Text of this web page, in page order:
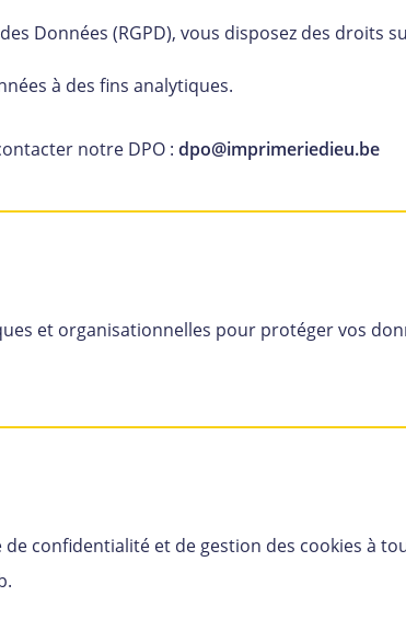
Données (RGPD), vous disposez des droits
à des fins analytiques.
notre DPO : dpo@imprimeriedieu.be
et organisationnelles pour protéger vos
confidentialité et de gestion des cookies à